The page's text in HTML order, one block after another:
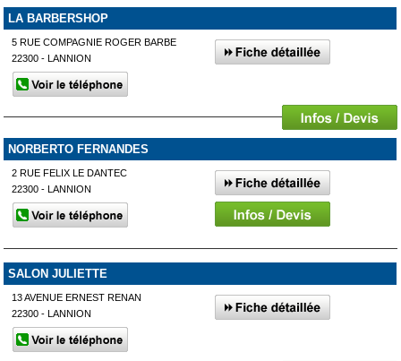
LA BARBERSHOP
5 RUE COMPAGNIE ROGER BARBE
22300 - LANNION
NORBERTO FERNANDES
2 RUE FELIX LE DANTEC
22300 - LANNION
SALON JULIETTE
13 AVENUE ERNEST RENAN
22300 - LANNION